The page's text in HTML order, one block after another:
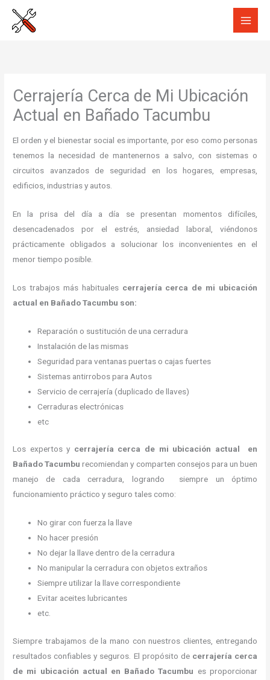
Cerrajería Cerca de Mi Ubicación
Actual en Bañado Tacumbu
El orden y el bienestar social es importante, por eso como personas
tenemos la necesidad de mantenernos a salvo, con sistemas o
circuitos avanzados de seguridad en los hogares, empresas,
edificios, industrias y autos.
En la prisa del día a día se presentan momentos difíciles,
desencadenados por el estrés, ansiedad laboral, viéndonos
prácticamente obligados a solucionar los inconvenientes en el
menor tiempo posible.
Los trabajos más habituales cerrajería cerca de mi ubicación
actual en Bañado Tacumbu son:
Reparación o sustitución de una cerradura
Instalación de las mismas
Seguridad para ventanas puertas o cajas fuertes
Sistemas antirrobos para Autos
Servicio de cerrajería (duplicado de llaves)
Cerraduras electrónicas
etc
Los expertos y cerrajería cerca de mi ubicación actual
en
Bañado Tacumbu recomiendan y comparten consejos para un buen
manejo de cada cerradura, logrando siempre un óptimo
funcionamiento práctico y seguro tales como:
No girar con fuerza la llave
No hacer presión
No dejar la llave dentro de la cerradura
No manipular la cerradura con objetos extraños
Siempre utilizar la llave correspondiente
Evitar aceites lubricantes
etc.
Siempre trabajamos de la mano con nuestros clientes, entregando
resultados confiables y seguros. El propósito de cerrajería cerca
de mi ubicación actual en Bañado Tacumbu es proporcionar